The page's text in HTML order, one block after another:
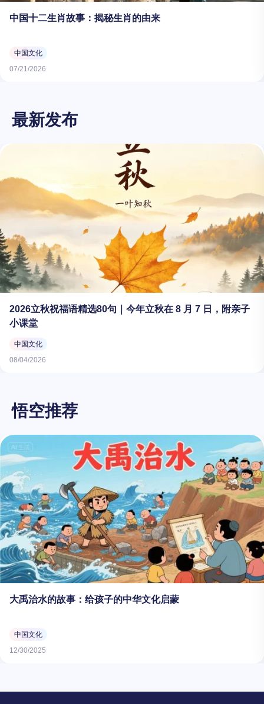
中国十二生肖故事：揭秘生肖的由来
中国文化
07/21/2026
最新发布
2026立秋祝福语精选80句｜今年立秋在 8 月 7 日，附亲子
小课堂
中国文化
08/04/2026
悟空推荐
大禹治水的故事：给孩子的中华文化启蒙
中国文化
12/30/2025